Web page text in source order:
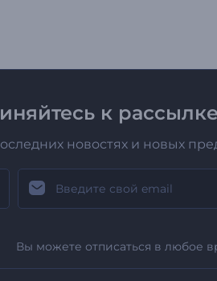
к
новостях и новых
Вы можете отписаться в любое